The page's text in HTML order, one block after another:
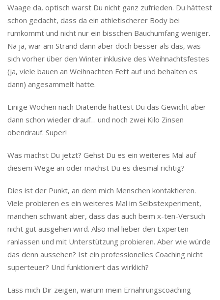
Waage da, optisch warst Du nicht ganz zufrieden. Du hättest
schon gedacht, dass da ein athletischerer Body bei
rumkommt und nicht nur ein bisschen Bauchumfang weniger.
Na ja, war am Strand dann aber doch besser als das, was
sich vorher über den Winter inklusive des Weihnachtsfestes
(ja, viele bauen an Weihnachten Fett auf und behalten es
dann) angesammelt hatte.
Einige Wochen nach Diätende hattest Du das Gewicht aber
dann schon wieder drauf… und noch zwei Kilo Zinsen
obendrauf. Super!
Was machst Du jetzt? Gehst Du es ein weiteres Mal auf
diesem Wege an oder machst Du es diesmal richtig?
Dies ist der Punkt, an dem mich Menschen kontaktieren.
Viele probieren es ein weiteres Mal im Selbstexperiment,
manchen schwant aber, dass das auch beim x-ten-Versuch
nicht gut ausgehen wird. Also mal lieber den Experten
ranlassen und mit Unterstützung probieren. Aber wie würde
das denn aussehen? Ist ein professionelles Coaching nicht
superteuer? Und funktioniert das wirklich?
Lass mich Dir zeigen, warum mein Ernährungscoaching